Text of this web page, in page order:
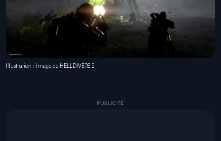
Illustration : Image de HELLDIVERS 2